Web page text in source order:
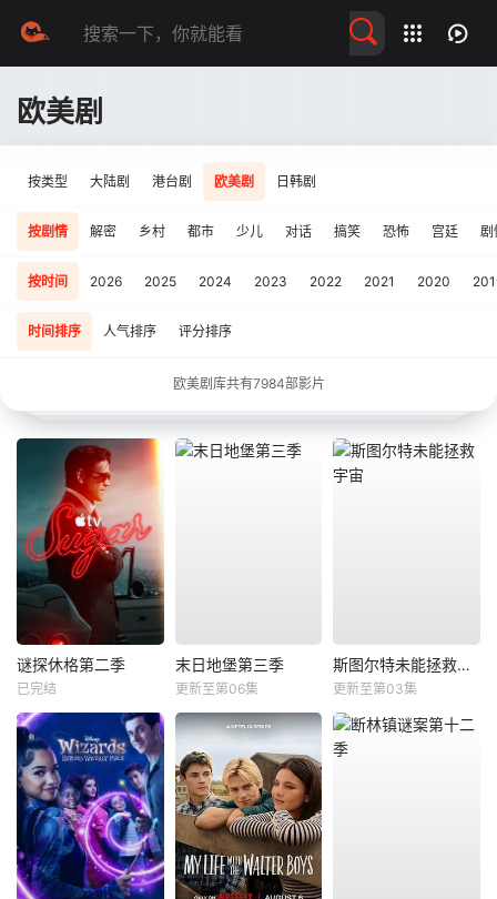
欧美剧
按类型 大陆剧 港台剧 欧美剧 日韩剧
按剧情 解密 乡村 都市 少儿 对话 搞笑 恐怖 宫廷 剧
按时间 2026 2025 2024 2023 2022 2021 2020
时间排序 人气排序 评分排序
欧美剧库共有7984部影片
谜探休格第二季
已完结
末日地堡第三季
更新至第06集
斯图尔特未能拯救宇宙
更新至第03集